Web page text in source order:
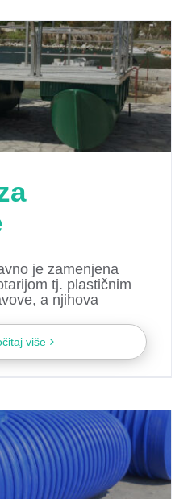
je zamenjena
tj. plastičnim
a njihova
više